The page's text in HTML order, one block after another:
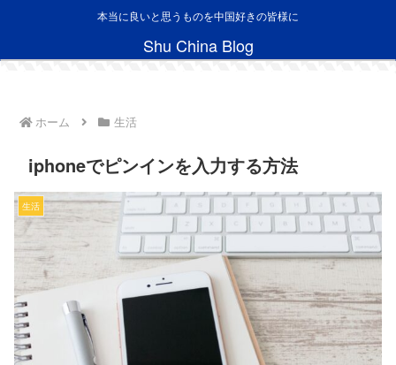
本当に良いと思うものを中国好きの皆様に
Shu China Blog
ホーム 生活
iphoneでピンインを入力する方法
生活